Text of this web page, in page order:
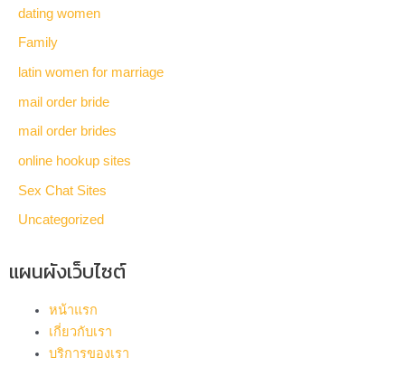
dating women
Family
latin women for marriage
mail order bride
mail order brides
online hookup sites
Sex Chat Sites
Uncategorized
แผนผังเว็บไซต์
หน้าแรก
เกี่ยวกับเรา
บริการของเรา